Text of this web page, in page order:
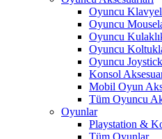
Oyuncu
Oyuncu
Oyuncu
Oyuncu
Oyuncu
Konsol
Mobil Oyun
Tüm Oyuncu
Oyunlar
Playstation &
Tüm Oyunlar